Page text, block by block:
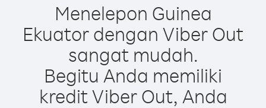
Menelepon Guinea
Ekuator dengan Viber Out
sangat mudah.
Begitu Anda memiliki
kredit Viber Out, Anda